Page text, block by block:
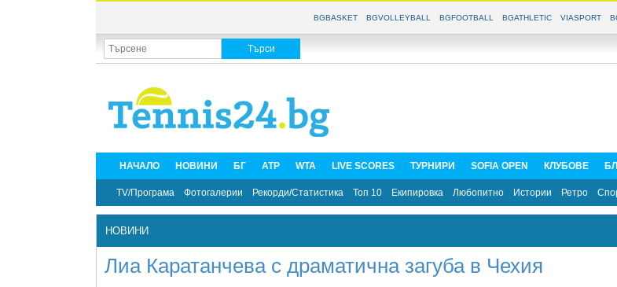
BGBASKET BGVOLLEYBALL BGFOOTBALL BGATHLETIC VIASPORT
НАЧАЛО НОВИНИ БГ ATP WTA LIVE SCORES ТУРНИРИ SOFIA OPEN КЛУБОВЕ
TV/Програма Фотогалерии Рекорди/Статистика Топ 10 Екипировка Любопитно Истории Ретро
НОВИНИ
Лиа Каратанчева с драматична загуба в Чехия